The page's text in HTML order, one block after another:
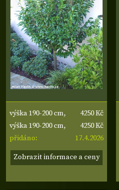
výška 190-200 cm,
výška kmene 90-100
cm
4250 Kč
výška 190-200 cm,
výška kmene 90-100
cm
4250 Kč
přidáno:
17.4.2026
Zobrazit informace a ceny